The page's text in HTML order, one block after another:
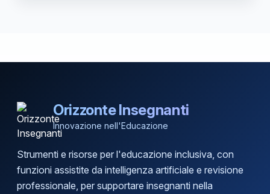
Orizzonte Insegnanti
Innovazione nell'Educazione
Strumenti e risorse per l'educazione inclusiva, con
funzioni assistite da intelligenza artificiale e revisione
professionale, per supportare insegnanti nella